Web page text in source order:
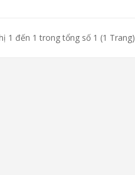
1 đến 1 trong tổng số 1 (1 Trang)